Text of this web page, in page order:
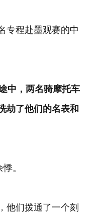
专程赴墨观赛的中
中，两名骑摩托车
劫了他们的名表和
。
他们拨通了一个刻